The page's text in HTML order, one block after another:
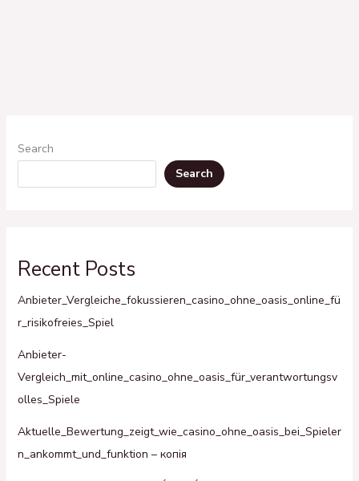
Search
Search
Recent Posts
Anbieter_Vergleiche_fokussieren_casino_ohne_oasis_online_fü
r_risikofreies_Spiel
Anbieter-
Vergleich_mit_online_casino_ohne_oasis_für_verantwortungsv
olles_Spiele
Aktuelle_Bewertung_zeigt_wie_casino_ohne_oasis_bei_Spieler
n_ankommt_und_funktion – копія